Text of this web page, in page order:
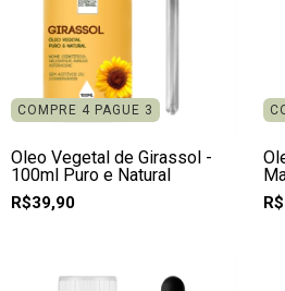
COMPRE 4 PAGUE 3
Óleo Vegetal de Girassol -
100ml Puro e Natural
R$39,90